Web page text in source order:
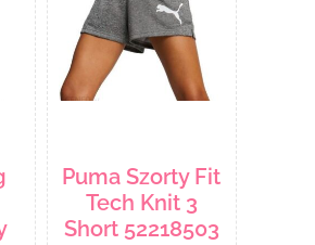
Puma Szorty Fit
Tech Knit 3
Short 52218503